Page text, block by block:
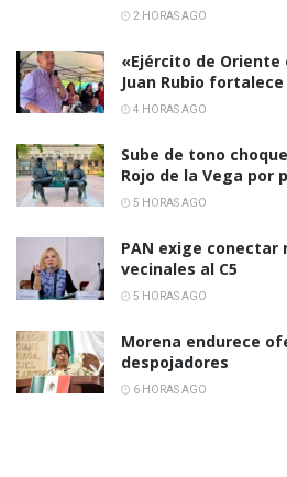
2 HORAS AGO
«Ejército de
Juan Rubio
4 HORAS AGO
Sube de tono
Rojo de la Vega
5 HORAS AGO
PAN exige conectar
vecinales al C5
5 HORAS AGO
Morena endurece
despojadores
6 HORAS AGO